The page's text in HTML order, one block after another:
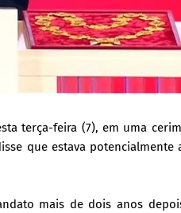
terça-feira (7), em uma
que estava potencialmente
mais de dois anos